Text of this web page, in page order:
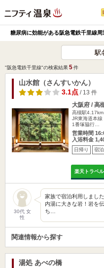
糖尿病に効能がある阪急電鉄千里線
駅
"阪急電鉄千里線"の検索結果5件
山水館（さんすいかん）
3.1点 / 13 件
大阪府 / 高
高槻駅4.17km
JR東海道本
1番塚脇行…
営業時間
入浴料金
日帰り 宿泊
楽天トラベ
30代 女
性
家族で宿泊利用しまし
内湯に大きな岩！岩を
ち…
関連情報から探す
湯処 あべの橋